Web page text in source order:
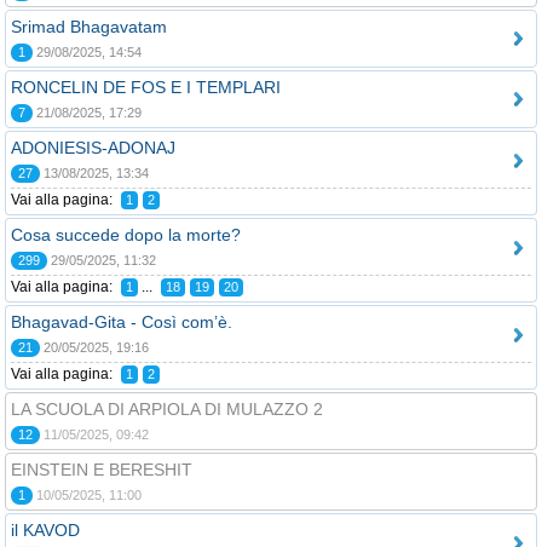
Srimad Bhagavatam
1 29/08/2025, 14:54
RONCELIN DE FOS E I TEMPLARI
7 21/08/2025, 17:29
ADONIESIS-ADONAJ
27 13/08/2025, 13:34
Vai alla pagina: 1 2
Cosa succede dopo la morte?
299 29/05/2025, 11:32
Vai alla pagina: 1 ... 18 19 20
Bhagavad-Gita - Così com’è.
21 20/05/2025, 19:16
Vai alla pagina: 1 2
LA SCUOLA DI ARPIOLA DI MULAZZO 2
12 11/05/2025, 09:42
EINSTEIN E BERESHIT
1 10/05/2025, 11:00
il KAVOD